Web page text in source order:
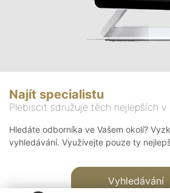
Najít specialistu
Plebiscit sdružuje těch nejlepších v
Hledáte odborníka ve Vašem okolí?
vyhledávání. Využívejte pouze ty
Vyhledávání